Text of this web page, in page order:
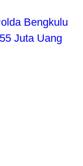
Bengkulu
Juta Uang